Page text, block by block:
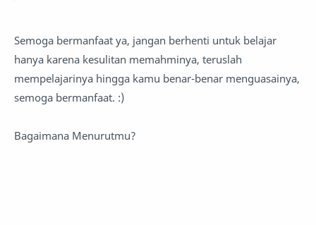
Semoga bermanfaat ya, jangan berhenti untuk belajar
hanya karena kesulitan memahminya, teruslah
mempelajarinya hingga kamu benar-benar menguasainya,
semoga bermanfaat. :)
Bagaimana Menurutmu?